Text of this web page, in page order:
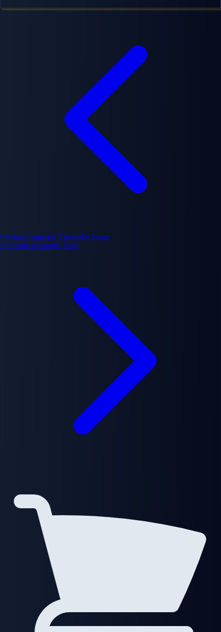
Personaje anterior Vinsmoke Judge
Siguiente personaje Vista